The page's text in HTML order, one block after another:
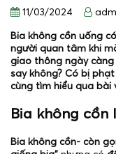
11/03/2024
Bia không cồn uống
người quan tâm khi
giao thông ngày càng
say không? Có bị
cùng tìm hiểu qua bài
Bia không cồn
Bia không cồn- còn